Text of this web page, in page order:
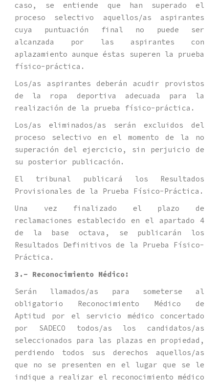
caso, se entiende que han superado el
proceso selectivo aquellos/as aspirantes
cuya puntuación final no puede ser
alcanzada por las aspirantes con
aplazamiento aunque éstas superen la prueba
físico-práctica.
Los/as aspirantes deberán acudir provistos
de la ropa deportiva adecuada para la
realización de la prueba físico-práctica.
Los/as eliminados/as serán excluidos del
proceso selectivo en el momento de la no
superación del ejercicio, sin perjuicio de
su posterior publicación.
El tribunal publicará los Resultados
Provisionales de la Prueba Físico-Práctica.
Una vez finalizado el plazo de
reclamaciones establecido en el apartado 4
de la base octava, se publicarán los
Resultados Definitivos de la Prueba Físico-
Práctica.
3.- Reconocimiento Médico:
Serán llamados/as para someterse al
obligatorio Reconocimiento Médico de
Aptitud por el servicio médico concertado
por SADECO todos/as los candidatos/as
seleccionados para las plazas en propiedad,
perdiendo todos sus derechos aquellos/as
que no se presenten en el lugar que se le
indique a realizar el reconocimiento médico